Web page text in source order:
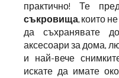
практично! Те
съкровища, които
да съхранявате
аксесоари за дома,
и най-вече
искате да имате